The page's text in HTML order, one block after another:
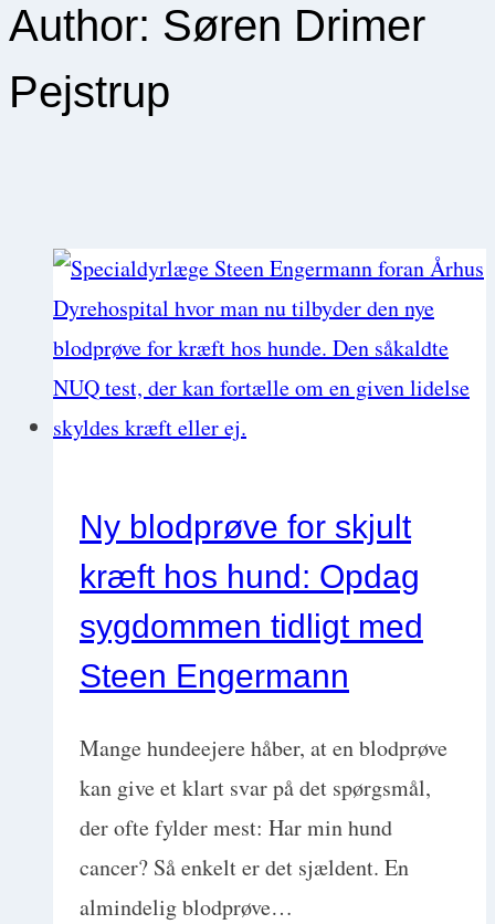
Author: Søren Drimer
Pejstrup
Ny blodprøve for skjult
kræft hos hund: Opdag
sygdommen tidligt med
Steen Engermann
Mange hundeejere håber, at en blodprøve
kan give et klart svar på det spørgsmål,
der ofte fylder mest: Har min hund
cancer? Så enkelt er det sjældent. En
almindelig blodprøve…